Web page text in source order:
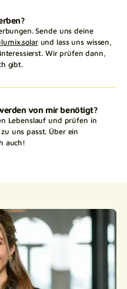
Sende uns deine
und lass uns wissen,
Wir prüfen dann,
gibt.
von mir benötigt?
Lebenslauf und prüfen in
uns passt. Über ein
auch!